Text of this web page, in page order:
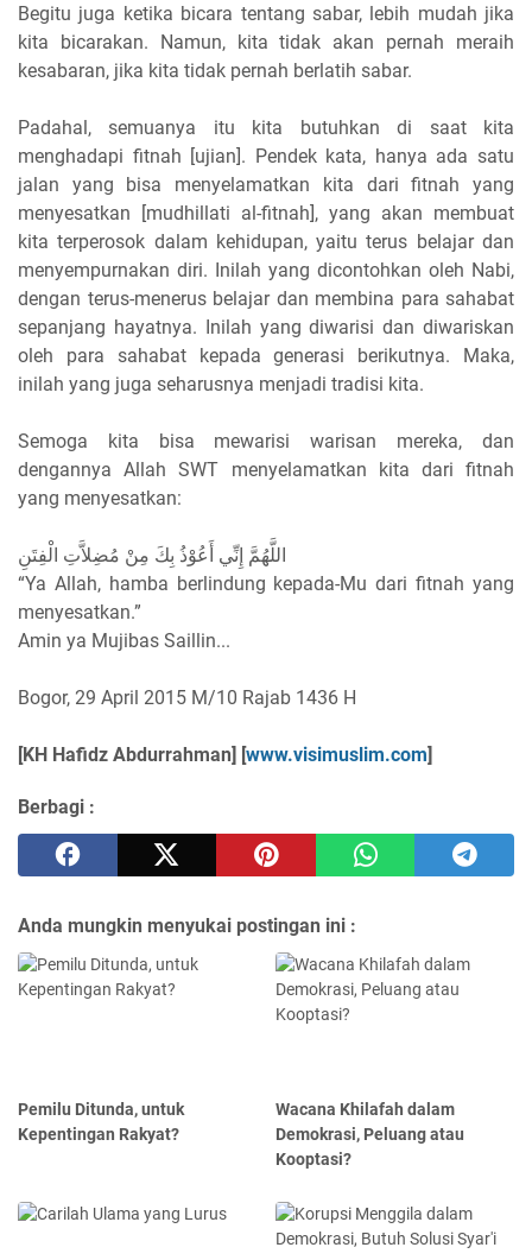
Begitu juga ketika bicara tentang sabar, lebih mudah jika
kita bicarakan. Namun, kita tidak akan pernah meraih
kesabaran, jika kita tidak pernah berlatih sabar.
Padahal, semuanya itu kita butuhkan di saat kita
menghadapi fitnah [ujian]. Pendek kata, hanya ada satu
jalan yang bisa menyelamatkan kita dari fitnah yang
menyesatkan [mudhillati al-fitnah], yang akan membuat
kita terperosok dalam kehidupan, yaitu terus belajar dan
menyempurnakan diri. Inilah yang dicontohkan oleh Nabi,
dengan terus-menerus belajar dan membina para sahabat
sepanjang hayatnya. Inilah yang diwarisi dan diwariskan
oleh para sahabat kepada generasi berikutnya. Maka,
inilah yang juga seharusnya menjadi tradisi kita.
Semoga kita bisa mewarisi warisan mereka, dan
dengannya Allah SWT menyelamatkan kita dari fitnah
yang menyesatkan:
اللَّهُمَّ إِنِّي أَعُوْذُ بِكَ مِنْ مُضِلاَّتِ الْفِتَنِ
“Ya Allah, hamba berlindung kepada-Mu dari fitnah yang
menyesatkan.”
Amin ya Mujibas Saillin...
Bogor, 29 April 2015 M/10 Rajab 1436 H
[KH Hafidz Abdurrahman] [www.visimuslim.com]
Berbagi :
Anda mungkin menyukai postingan ini :
Pemilu Ditunda, untuk
Kepentingan Rakyat?
Wacana Khilafah dalam
Demokrasi, Peluang atau
Kooptasi?